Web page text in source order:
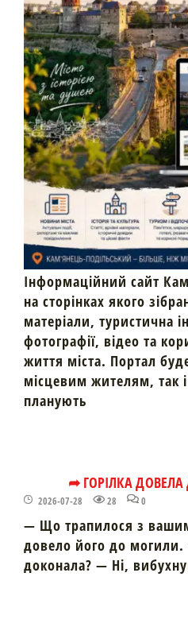
Інформаційний сайт
на сторінках якого
матеріали, туристична
фотографії, відео та
життя міста. Портал
місцевим жителям, так
планують
➦ ГОРІЛКА ДОВЕЛА
2026-07-28 28 0
— Що трапилося з
довело його до могили.
доконала? — Ні,